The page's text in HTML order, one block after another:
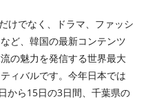
けでなく、ドラマ、ファッシ
ど、韓国の最新コンテンツ
の魅力を発信する世界最大
ィバルです。今年日本では
から15日の3日間、千葉県の